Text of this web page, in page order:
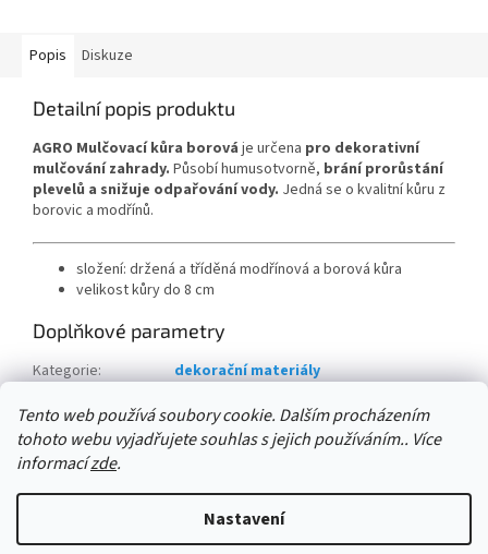
Tento web používá soubory cookie. Dalším procházením
tohoto webu vyjadřujete souhlas s jejich používáním.. Více
informacízde.
Nastavení
Popis Diskuze
Detailní popis produktu
AGRO Mulčovací kůra borová je určena pro dekorativní
mulčování zahrady. Působí humusotvorně, brání prorůstání
plevelů a snižuje odpařování vody. Jedná se o kvalitní kůru z
borovic a modřínů.
složení: držená a tříděná modřínová a borová kůra
velikost kůry do 8 cm
Doplňkové parametry
Kategorie:
dekorační materiály